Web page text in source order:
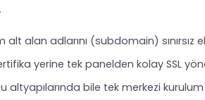
alan adlarını (subdomain) sınırsız
yerine tek panelden kolay SSL
altyapılarında bile tek merkezi kurulum